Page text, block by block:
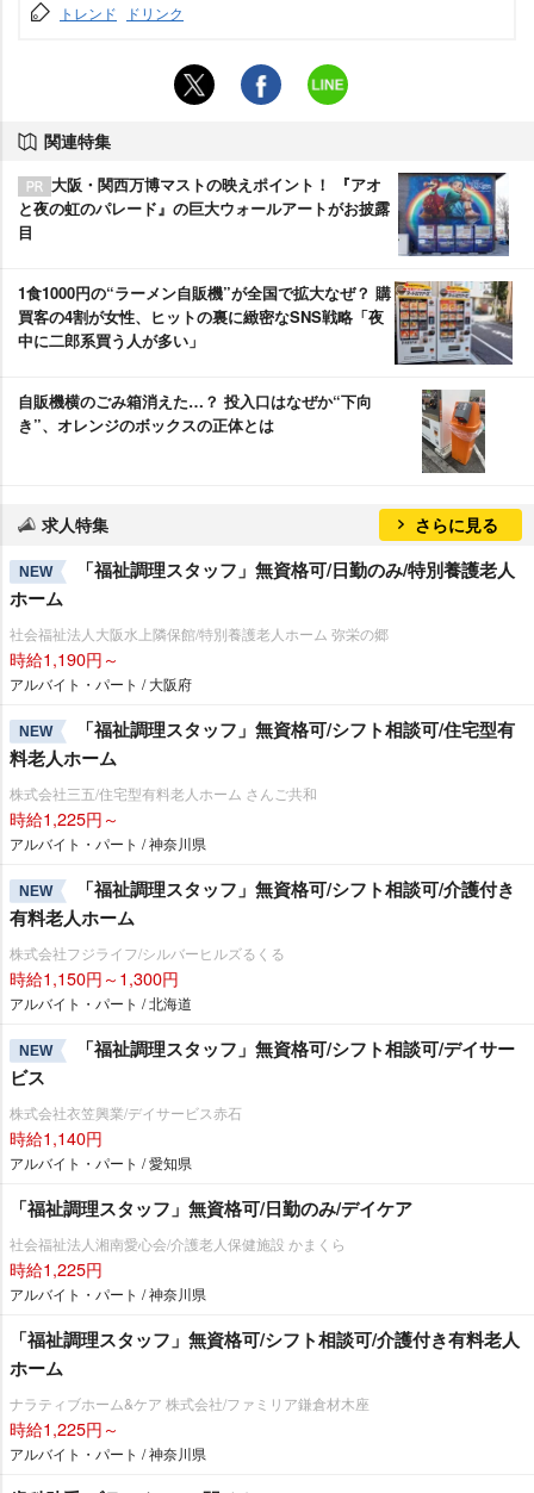
トレンド ドリンク
関連特集
大阪・関西万博マストの映えポイント！ 『アオ
と夜の虹のパレード』の巨大ウォールアートがお披露
目
1食1000円の“ラーメン自販機”が全国で拡大なぜ？ 購
買客の4割が女性、ヒットの裏に緻密なSNS戦略「夜
中に二郎系買う人が多い」
自販機横のごみ箱消えた…？ 投入口はなぜか“下向
き”、オレンジのボックスの正体とは
求人特集 さらに見る
NEW
「福祉調理スタッフ」無資格可/日勤のみ/特別養護老人
ホーム
社会福祉法人大阪水上隣保館/特別養護老人ホーム 弥栄の郷
時給1,190円～
アルバイト・パート / 大阪府
NEW
「福祉調理スタッフ」無資格可/シフト相談可/住宅型有
料老人ホーム
株式会社三五/住宅型有料老人ホーム さんご共和
時給1,225円～
アルバイト・パート / 神奈川県
NEW
「福祉調理スタッフ」無資格可/シフト相談可/介護付き
有料老人ホーム
株式会社フジライフ/シルバーヒルズるくる
時給1,150円～1,300円
アルバイト・パート / 北海道
NEW
「福祉調理スタッフ」無資格可/シフト相談可/デイサー
ビス
株式会社衣笠興業/デイサービス赤石
時給1,140円
アルバイト・パート / 愛知県
「福祉調理スタッフ」無資格可/日勤のみ/デイケア
社会福祉法人湘南愛心会/介護老人保健施設 かまくら
時給1,225円
アルバイト・パート / 神奈川県
「福祉調理スタッフ」無資格可/シフト相談可/介護付き有料老人
ホーム
ナラティブホーム&ケア 株式会社/ファミリア鎌倉材木座
時給1,225円～
アルバイト・パート / 神奈川県